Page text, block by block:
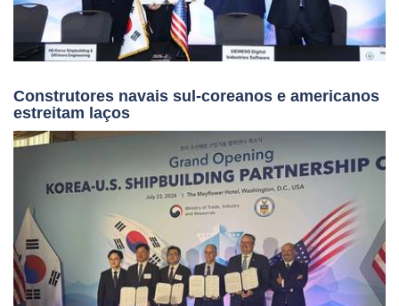
Construtores navais sul-coreanos e americanos
estreitam laços